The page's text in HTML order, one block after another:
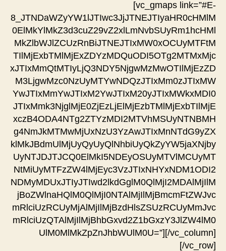
[vc_gmaps link=”#E-
8_JTNDaWZyYW1lJTIwc3JjJTNEJTIyaHR0cHMlM
0ElMkYlMkZ3d3cuZ29vZ2xlLmNvbSUyRm1hcHMl
MkZlbWJlZCUzRnBiJTNEJTIxMW0xOCUyMTFtM
TIlMjExbTMlMjExZDYzMDQuODI5OTg2MTMxMjc
xJTIxMmQtMTIyLjQ3NDY5NjgwMzMwOTIlMjEzZD
M3LjgwMzc0NzUyMTYwNDQzJTIxMm0zJTIxMW
YwJTIxMmYwJTIxM2YwJTIxM20yJTIxMWkxMDI0
JTIxMmk3NjglMjE0ZjEzLjElMjEzbTMlMjExbTIlMjE
xczB4ODA4NTg2ZTYzMDI2MTVhMSUyNTNBMH
g4NmJkMTMwMjUxNzU3YzAwJTIxMnNTdG9yZX
klMkJBdmUlMjUyQyUyQlNhbiUyQkZyYW5jaXNjby
UyNTJDJTJCQ0ElMkI5NDEyOSUyMTVlMCUyMT
NtMiUyMTFzZW4lMjEyc3VzJTIxNHYxNDM1ODI2
NDMyMDUxJTIyJTIwd2lkdGglM0QlMjI2MDAlMjIlM
jBoZWlnaHQlM0QlMjI0NTAlMjIlMjBmcmFtZWJvc
mRlciUzRCUyMjAlMjIlMjBzdHlsZSUzRCUyMmJvc
mRlciUzQTAlMjIlMjBhbGxvd2Z1bGxzY3JlZW4lM0
UlM0MlMkZpZnJhbWUlM0U=”][/vc_column]
[/vc_row]